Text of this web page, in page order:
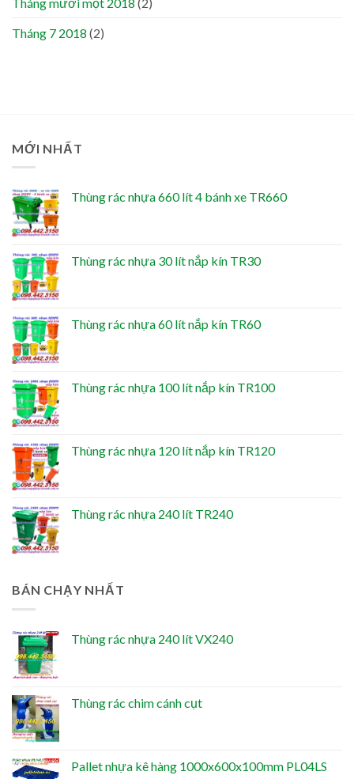
Tháng 7 2018 (2)
MỚI NHẤT
Thùng rác nhựa 660 lít 4 bánh xe TR660
Thùng rác nhựa 30 lít nắp kín TR30
Thùng rác nhựa 60 lít nắp kín TR60
Thùng rác nhựa 100 lít nắp kín TR100
Thùng rác nhựa 120 lít nắp kín TR120
Thùng rác nhựa 240 lít TR240
BÁN CHẠY NHẤT
Thùng rác nhựa 240 lít VX240
Thùng rác chim cánh cụt
Pallet nhựa kê hàng 1000x600x100mm PL04LS